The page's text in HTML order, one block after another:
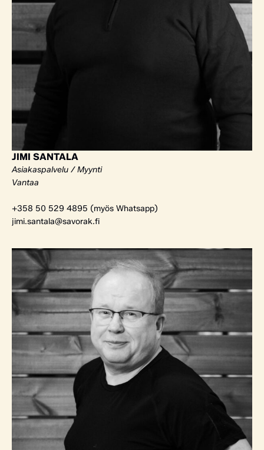
JIMI SANTALA
Asiakaspalvelu / Myynti
Vantaa
+358 50 529 4895 (myös Whatsapp)
jimi.santala@savorak.fi